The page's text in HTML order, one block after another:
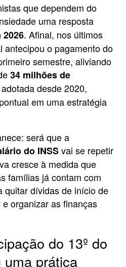
que dependem do
uma resposta
2026. Afinal, nos últimos
antecipou o pagamento do
semestre, aliviando
34 milhões de
desde 2020,
em uma estratégia
será que a
do INSSvai se repetir
cresce à medida que
famílias já contam com
quitar dívidas de início de
organizar as finanças
do 13º do
uma prática